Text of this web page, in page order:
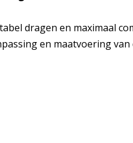
dragen en maximaal
en maatvoering